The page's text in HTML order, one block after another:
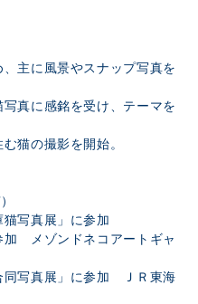
主に風景やスナップ写真を
真に感銘を受け、テーマを
猫の撮影を開始。
猫写真展」に参加
加 メゾンドネコアートギャ
同写真展」に参加 ＪＲ東海